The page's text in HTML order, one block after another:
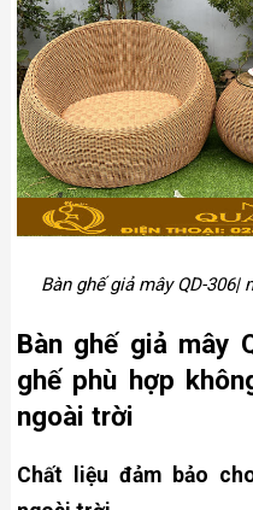
Bàn ghế giả mây QD-
Bàn ghế giả mây
ghế phù hợp
ngoài trời
Chất liệu đảm bảo